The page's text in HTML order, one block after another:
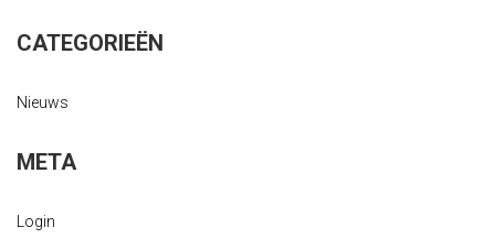
CATEGORIEËN
Nieuws
META
Login